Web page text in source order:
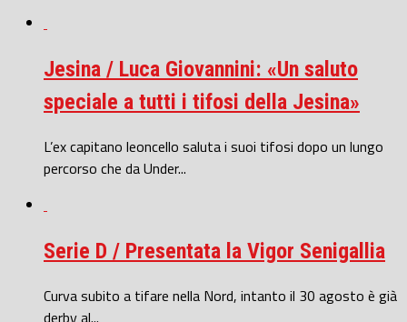
Jesina / Luca Giovannini: «Un saluto
speciale a tutti i tifosi della Jesina»
L’ex capitano leoncello saluta i suoi tifosi dopo un lungo
percorso che da Under...
Serie D / Presentata la Vigor Senigallia
Curva subito a tifare nella Nord, intanto il 30 agosto è già
derby al...